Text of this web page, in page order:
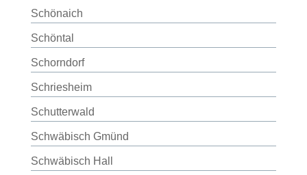
Schönaich
Schöntal
Schorndorf
Schriesheim
Schutterwald
Schwäbisch Gmünd
Schwäbisch Hall